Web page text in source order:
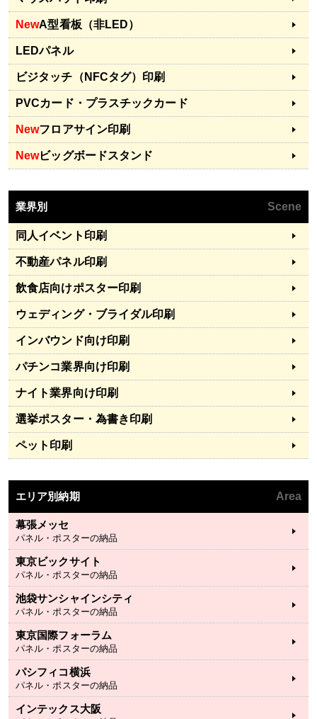
NewA型看板（非LED）
LEDパネル
ビジタッチ（NFCタグ）印刷
PVCカード・プラスチックカード
Newフロアサイン印刷
Newビッグボードスタンド
業界別 Scene
同人イベント印刷
不動産パネル印刷
飲食店向けポスター印刷
ウェディング・ブライダル印刷
インバウンド向け印刷
パチンコ業界向け印刷
ナイト業界向け印刷
選挙ポスター・為書き印刷
ペット印刷
エリア別納期 Area
幕張メッセ
パネル・ポスターの納品
東京ビックサイト
パネル・ポスターの納品
池袋サンシャインシティ
パネル・ポスターの納品
東京国際フォーラム
パネル・ポスターの納品
パシフィコ横浜
パネル・ポスターの納品
インテックス大阪